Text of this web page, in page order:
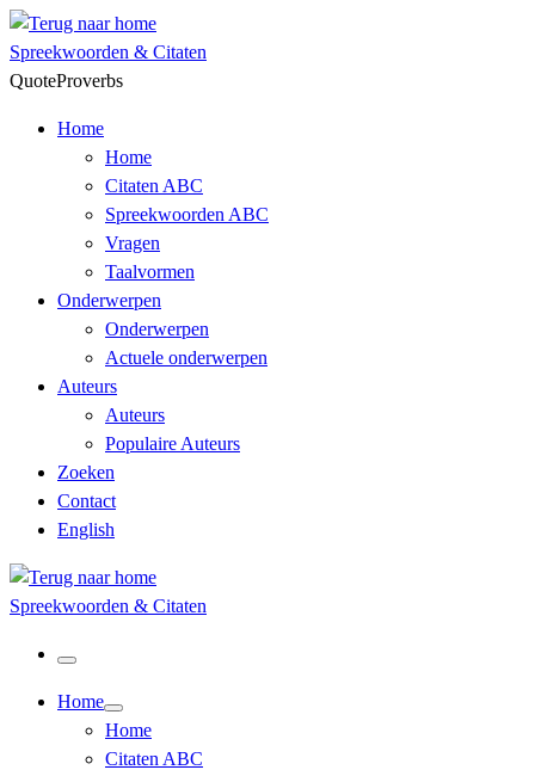
Skip
to
content
Spreekwoorden & Citaten
QuoteProverbs
Home
Home
Citaten ABC
Spreekwoorden ABC
Vragen
Taalvormen
Onderwerpen
Onderwerpen
Actuele onderwerpen
Auteurs
Auteurs
Populaire Auteurs
Zoeken
Contact
English
Spreekwoorden & Citaten
Menu
Home
Home
Citaten ABC